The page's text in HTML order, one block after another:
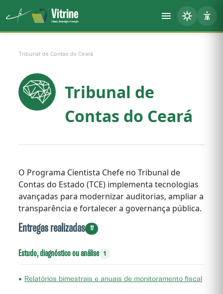
Tribunal de Contas do Ceará
Tribunal de
Contas do Ceará
O Programa Cientista Chefe no Tribunal de
Contas do Estado (TCE) implementa tecnologias
avançadas para modernizar auditorias, ampliar a
transparência e fortalecer a governança pública.
Entregas realizadas 17
Estudo, diagnóstico ou análise 1
• Relatórios bimestrais e anuais de monitoramento fiscal